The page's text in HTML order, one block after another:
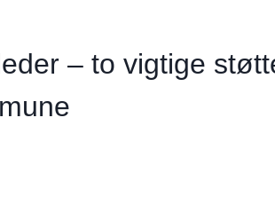
– to vigtige